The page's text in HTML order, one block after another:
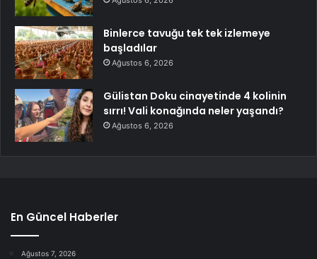
Binlerce tavuğu tek tek izlemeye
başladılar
Ağustos 6, 2026
Gülistan Doku cinayetinde 4 kolinin
sırrı! Vali konağında neler yaşandı?
Ağustos 6, 2026
En Güncel Haberler
Ağustos 7, 2026